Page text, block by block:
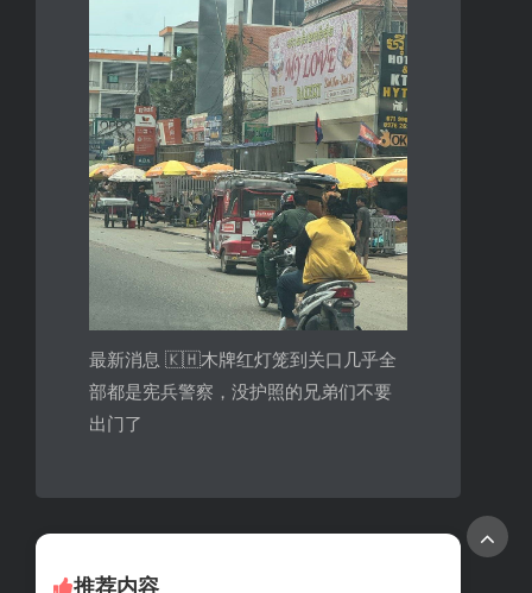
最新消息 🇰🇭木牌红灯笼到关口几乎全
部都是宪兵警察，没护照的兄弟们不要
出门了
推荐内容